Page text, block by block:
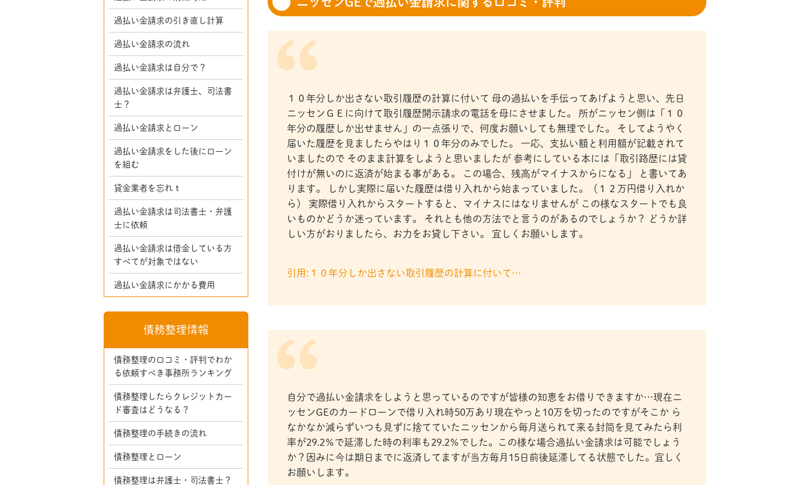
１０年分しか出さない取引履歴の計算に付いて 母の過払いを手伝ってあげようと思い、先日
ニッセンＧＥに向けて取引履歴開示請求の電話を母にさせました。 所がニッセン側は「１０
年分の履歴しか出せません」の一点張りで、何度お願いしても無理でした。 そしてようやく
届いた履歴を見ましたらやはり１０年分のみでした。 一応、支払い額と利用額が記載されて
いましたので そのまま計算をしようと思いましたが 参考にしている本には「取引路歴には貸
付けが無いのに返済が始まる事がある。 この場合、残高がマイナスからになる」 と書いてあ
ります。 しかし実際に届いた履歴は借り入れから始まっていました。（１２万円借り入れか
ら） 実際借り入れからスタートすると、マイナスにはなりませんが この様なスタートでも良
いものかどうか迷っています。 それとも他の方法でと言うのがあるのでしょうか？ どうか詳
しい方がおりましたら、お力をお貸し下さい。 宜しくお願いします。
引用:１０年分しか出さない取引履歴の計算に付いて…
自分で過払い金請求をしようと思っているのですが皆様の知恵をお借りできますか…現在ニ
ッセンGEのカードローンで借り入れ時50万あり現在やっと10万を切ったのですがそこか ら
なかなか減らずいつも見ずに捨てていたニッセンから毎月送られて来る封筒を見てみたら利
率が29.2％で延滞した時の利率も29.2％でした。この様な場合過払い金請求は可能でしょう
か？因みに今は期日までに返済してますが当方毎月15日前後延滞してる状態でした。宜しく
お願いします。
過払い金請求の引き直し計算
過払い金請求の流れ
過払い金請求は自分で？
過払い金請求は弁護士、司法書
士？
過払い金請求とローン
過払い金請求をした後にローン
を組む
貸金業者を忘れｔ
過払い金請求は司法書士・弁護
士に依頼
過払い金請求は借金している方
すべてが対象ではない
過払い金請求にかかる費用
債務整理情報
債務整理の口コミ・評判でわか
る依頼すべき事務所ランキング
債務整理したらクレジットカー
ド審査はどうなる？
債務整理の手続きの流れ
債務整理とローン
債務整理は弁護士・司法書士？